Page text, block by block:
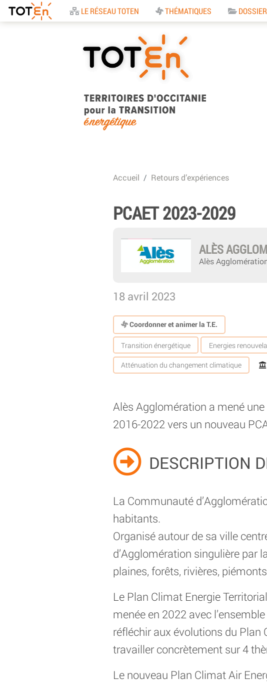
Accueil
LE RÉSEAU TOTEN THÉMATIQUES
pour la Transition
Energétique
Accueil Retours d’expériences
PCAET 2023-2029
ALÈS
Alès
18 avril 2023
Coordonner et animer la T.E.
Transition énergétique Energies
Atténuation du changement climatique
Alès Agglomération a mené
2016-2022 vers un nouveau
DESCRIPTION
La Communauté
habitants.
Organisé autour de sa ville
d’Agglomération singulière par
plaines, forêts, rivières,
Le Plan Climat Energie
menée en 2022 avec
réfléchir aux évolutions du Plan
travailler concrètement sur 4
Le nouveau Plan Climat Air